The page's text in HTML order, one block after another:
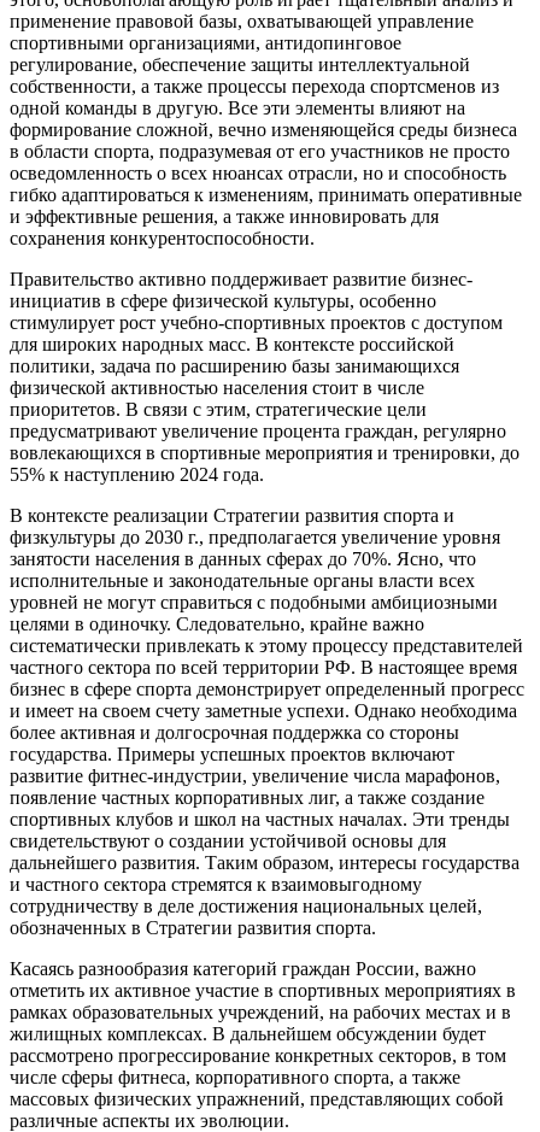
применение правовой базы, охватывающей управление
спортивными организациями, антидопинговое
регулирование, обеспечение защиты интеллектуальной
собственности, а также процессы перехода спортсменов из
одной команды в другую. Все эти элементы влияют на
формирование сложной, вечно изменяющейся среды бизнеса
в области спорта, подразумевая от его участников не просто
осведомленность о всех нюансах отрасли, но и способность
гибко адаптироваться к изменениям, принимать оперативные
и эффективные решения, а также инновировать для
сохранения конкурентоспособности.
Правительство активно поддерживает развитие бизнес-
инициатив в сфере физической культуры, особенно
стимулирует рост учебно-спортивных проектов с доступом
для широких народных масс. В контексте российской
политики, задача по расширению базы занимающихся
физической активностью населения стоит в числе
приоритетов. В связи с этим, стратегические цели
предусматривают увеличение процента граждан, регулярно
вовлекающихся в спортивные мероприятия и тренировки, до
55% к наступлению 2024 года.
В контексте реализации Стратегии развития спорта и
физкультуры до 2030 г., предполагается увеличение уровня
занятости населения в данных сферах до 70%. Ясно, что
исполнительные и законодательные органы власти всех
уровней не могут справиться с подобными амбициозными
целями в одиночку. Следовательно, крайне важно
систематически привлекать к этому процессу представителей
частного сектора по всей территории РФ. В настоящее время
бизнес в сфере спорта демонстрирует определенный прогресс
и имеет на своем счету заметные успехи. Однако необходима
более активная и долгосрочная поддержка со стороны
государства. Примеры успешных проектов включают
развитие фитнес-индустрии, увеличение числа марафонов,
появление частных корпоративных лиг, а также создание
спортивных клубов и школ на частных началах. Эти тренды
свидетельствуют о создании устойчивой основы для
дальнейшего развития. Таким образом, интересы государства
и частного сектора стремятся к взаимовыгодному
сотрудничеству в деле достижения национальных целей,
обозначенных в Стратегии развития спорта.
Касаясь разнообразия категорий граждан России, важно
отметить их активное участие в спортивных мероприятиях в
рамках образовательных учреждений, на рабочих местах и в
жилищных комплексах. В дальнейшем обсуждении будет
рассмотрено прогрессирование конкретных секторов, в том
числе сферы фитнеса, корпоративного спорта, а также
массовых физических упражнений, представляющих собой
различные аспекты их эволюции.